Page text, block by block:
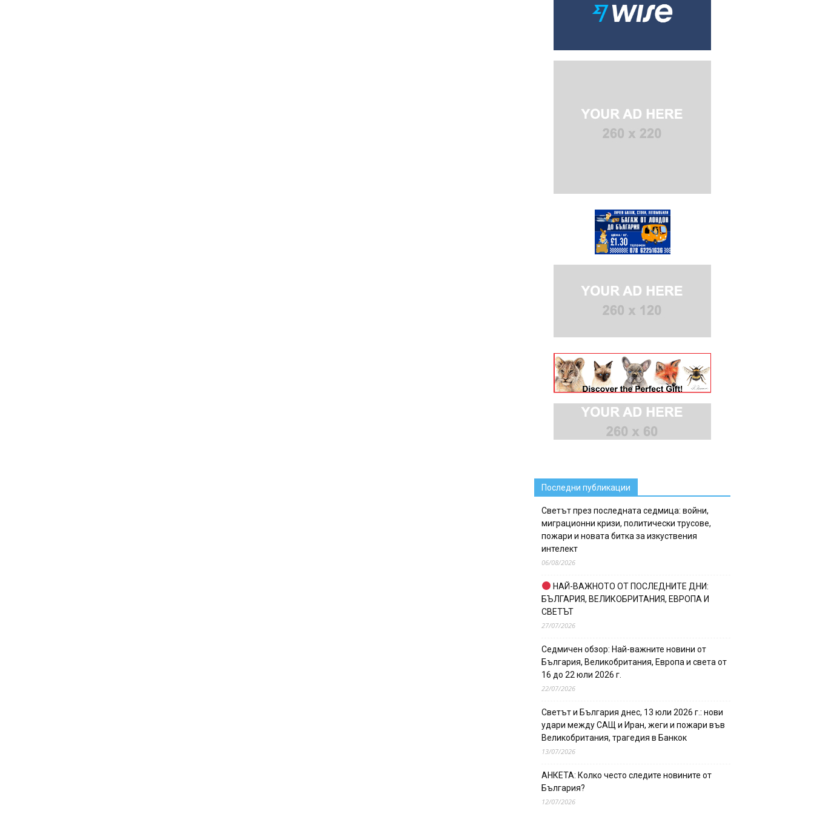
Последни публикации
Светът през последната седмица: войни,
миграционни кризи, политически трусове,
пожари и новата битка за изкуствения
интелект
06/08/2026
НАЙ-ВАЖНОТО ОТ ПОСЛЕДНИТЕ ДНИ:
БЪЛГАРИЯ, ВЕЛИКОБРИТАНИЯ, ЕВРОПА И
СВЕТЪТ
27/07/2026
Седмичен обзор: Най-важните новини от
България, Великобритания, Европа и света от
16 до 22 юли 2026 г.
22/07/2026
Светът и България днес, 13 юли 2026 г.: нови
удари между САЩ и Иран, жеги и пожари във
Великобритания, трагедия в Банкок
13/07/2026
АНКЕТА: Колко често следите новините от
България?
12/07/2026